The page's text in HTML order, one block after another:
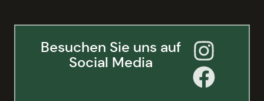
Besuchen Sie uns auf
Social Media